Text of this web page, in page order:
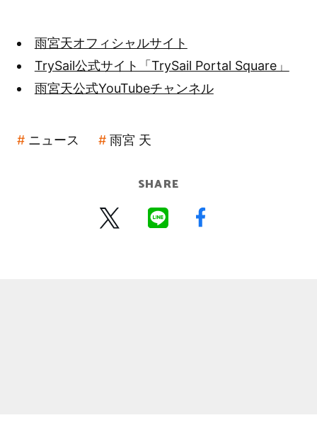
雨宮天オフィシャルサイト
TrySail公式サイト「TrySail Portal Square」
雨宮天公式YouTubeチャンネル
ニュース 雨宮 天
SHARE